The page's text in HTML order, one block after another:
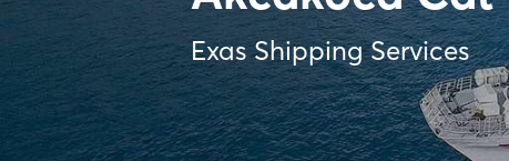
Exas Shipping Services